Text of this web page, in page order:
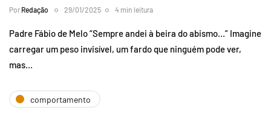
Por Redação 29/01/2025 4 min leitura
Padre Fábio de Melo “Sempre andei à beira do abismo…” Imagine
carregar um peso invisível, um fardo que ninguém pode ver,
mas…
comportamento